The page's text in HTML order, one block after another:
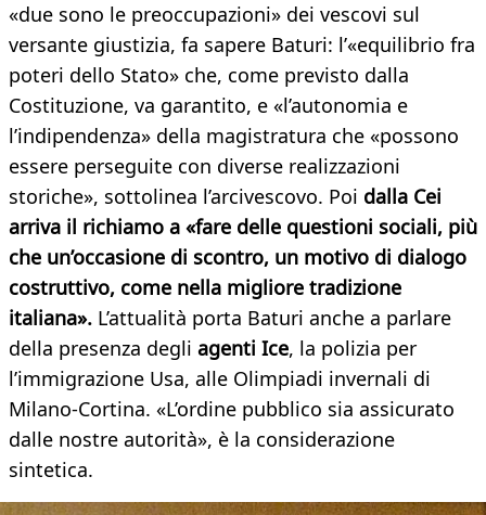
«due sono le preoccupazioni» dei vescovi sul
versante giustizia, fa sapere Baturi: l’«equilibrio fra
poteri dello Stato» che, come previsto dalla
Costituzione, va garantito, e «l’autonomia e
l’indipendenza» della magistratura che «possono
essere perseguite con diverse realizzazioni
storiche», sottolinea l’arcivescovo. Poi dalla Cei
arriva il richiamo a «fare delle questioni sociali, più
che un’occasione di scontro, un motivo di dialogo
costruttivo, come nella migliore tradizione
italiana». L’attualità porta Baturi anche a parlare
della presenza degli agenti Ice, la polizia per
l’immigrazione Usa, alle Olimpiadi invernali di
Milano-Cortina. «L’ordine pubblico sia assicurato
dalle nostre autorità», è la considerazione
sintetica.